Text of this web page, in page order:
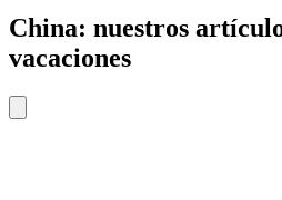
China: nuestros
vacaciones